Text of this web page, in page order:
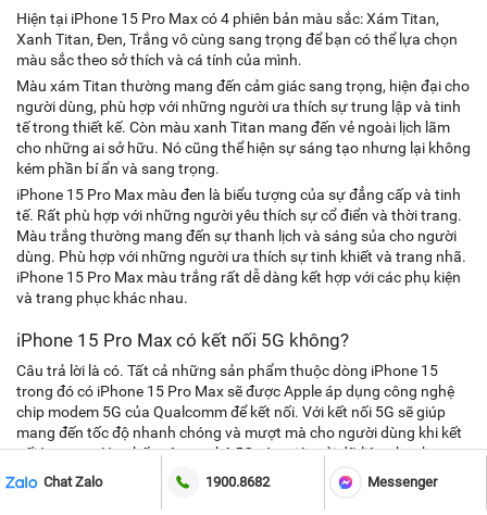
Hiện tại iPhone 15 Pro Max có 4 phiên bản màu sắc: Xám Titan,
Xanh Titan, Đen, Trắng vô cùng sang trọng để bạn có thể lựa chọn
màu sắc theo sở thích và cá tính của mình.
Màu xám Titan thường mang đến cảm giác sang trọng, hiện đại cho
người dùng, phù hợp với những người ưa thích sự trung lập và tinh
tế trong thiết kế. Còn màu xanh Titan mang đến vẻ ngoài lịch lãm
cho những ai sở hữu. Nó cũng thể hiện sự sáng tạo nhưng lại không
kém phần bí ẩn và sang trọng.
iPhone 15 Pro Max màu đen là biểu tượng của sự đẳng cấp và tinh
tế. Rất phù hợp với những người yêu thích sự cổ điển và thời trang.
Màu trắng thường mang đến sự thanh lịch và sáng sủa cho người
dùng. Phù hợp với những người ưa thích sự tinh khiết và trang nhã.
iPhone 15 Pro Max màu trắng rất dễ dàng kết hợp với các phụ kiện
và trang phục khác nhau.
iPhone 15 Pro Max có kết nối 5G không?
Câu trả lời là có. Tất cả những sản phẩm thuộc dòng iPhone 15
trong đó có iPhone 15 Pro Max sẽ được Apple áp dụng công nghệ
chip modem 5G của Qualcomm để kết nối. Với kết nối 5G sẽ giúp
mang đến tốc độ nhanh chóng và mượt mà cho người dùng khi kết
nối Internet. Hơn hết, công nghệ 5G còn giúp tải dữ liệu nhanh
chóng và chơi các tựa game trực tuyến mượt mà.
MUA NGAY
(Giao hàng | Mua tại shop)
TRẢ GÓP 0%
(Xét duyệt qua điện thoại)
Chat Zalo 1900.8682 Messenger